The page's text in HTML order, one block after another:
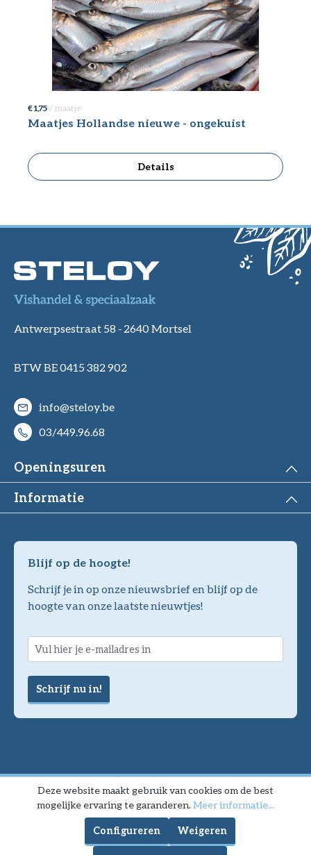
€ 1,75 / maatje
Maatjes Hollandse nieuwe - ongekuist
Details
Antwerpsestraat 58 - 2640 Mortsel
BTW BE 0415 382 902
info@steloy.be
03/449.96.68
Openingsuren
Informatie
Blijf op de hoogte!
Schrijf je in op onze nieuwsbrief en blijf op de
hoogte van onze laatste nieuwtjes!
Schrijf nu in!
Deze website maakt gebruik van cookies om de best
mogelijke ervaring te garanderen.Meer informatie...
Weigeren
Configureren